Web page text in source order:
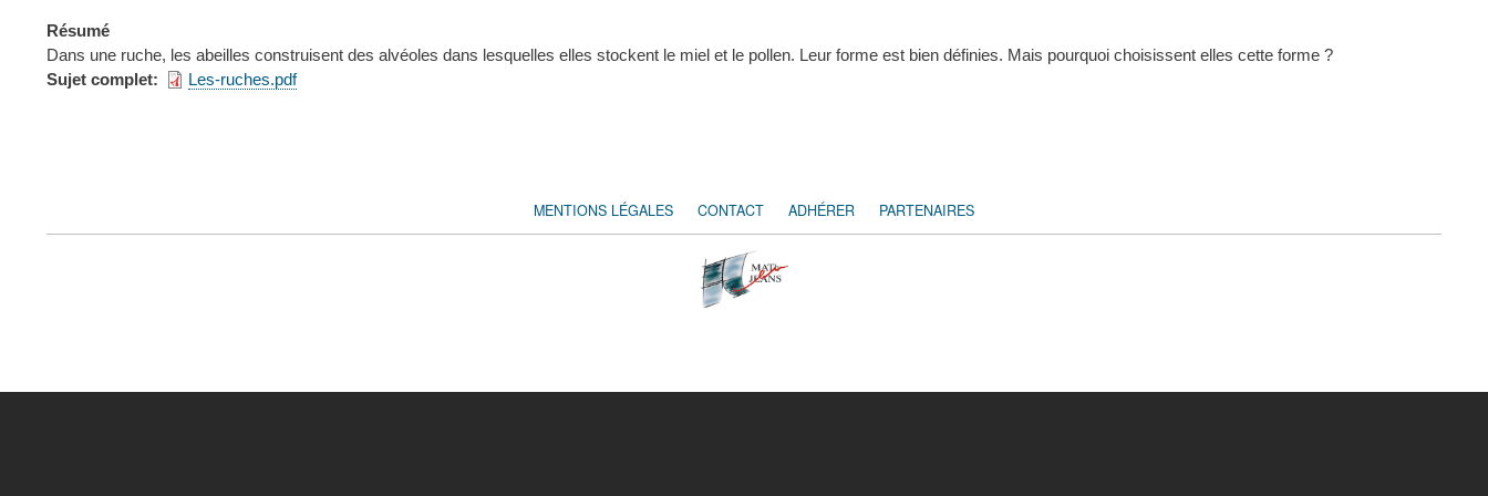
Résumé
Dans une ruche, les abeilles construisent des alvéoles dans lesquelles elles stockent le miel et le pollen. Leur forme est bien définies. Mais pourquoi choisissent elles cette forme ?
Sujet complet
Les-ruches.pdf
FOOTER
MENTIONS LÉGALES CONTACT ADHÉRER PARTENAIRES